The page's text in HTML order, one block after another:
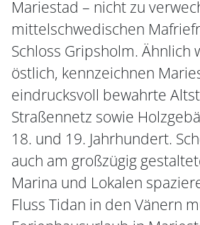
Mariestad – nicht zu
mittelschwedischen
Schloss Gripsholm. Ähnlich
östlich, kennzeichnen
eindrucksvoll bewahrte
Straßennetz sowie
18. und 19. Jahrhundert.
auch am großzügig
Marina und Lokalen
Fluss Tidan in den Vänern